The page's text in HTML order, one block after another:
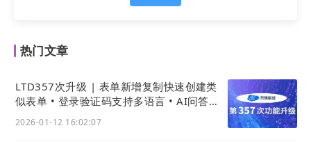
案例一：拍片网（paipianw.com）：
成效，专精特新企业的“数智化”实践
“以前案例零散没体系，客户翻半天找不到适配参
考，第三方表单还频繁卡顿，不少意向客户聊着聊
热门文章
LTD357次升级 | 表单新增复制快速创建类
似表单 • 登录验证码支持多语言 • AI问答可
2026-01-12 16:02:07